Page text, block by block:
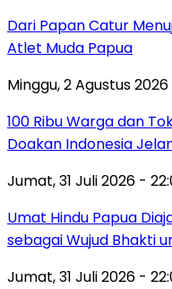
Dari Papan Catur
Atlet Muda Papua
Minggu, 2 Agustus 2026
100 Ribu Warga dan
Doakan Indonesia
Jumat, 31 Juli 2026 -
Umat Hindu Papua
sebagai Wujud Bhakti
Jumat, 31 Juli 2026 -